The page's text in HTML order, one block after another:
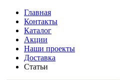
Главная
Контакты
Каталог
Акции
Наши проекты
Доставка
Статьи